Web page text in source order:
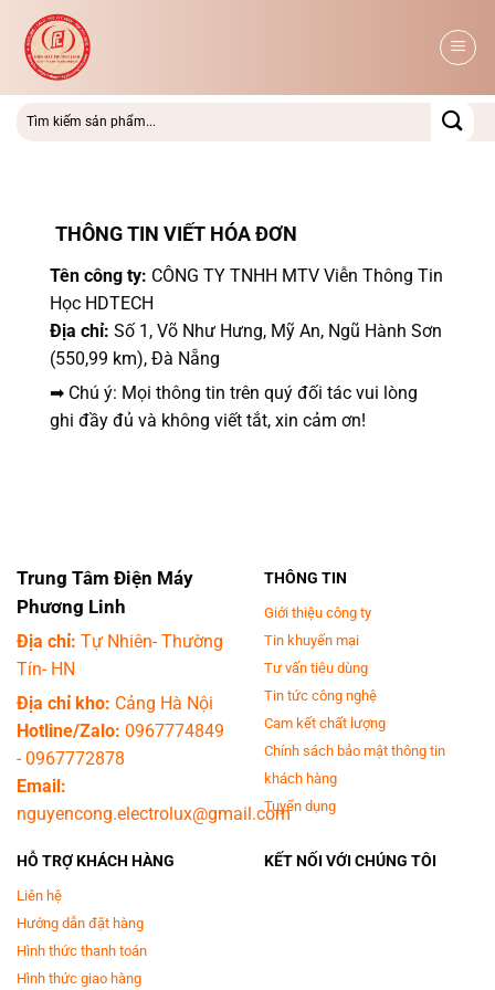
qua
dung
THÔNG TIN VIẾT HÓA ĐƠN
Tên công ty: CÔNG TY TNHH MTV Viễn Thông Tin
Học HDTECH
Địa chỉ: Số 1, Võ Như Hưng, Mỹ An, Ngũ Hành Sơn
(550,99 km), Đà Nẵng
➡ Chú ý: Mọi thông tin trên quý đối tác vui lòng
ghi đầy đủ và không viết tắt, xin cảm ơn!
Trung Tâm Điện Máy
Phương Linh
Địa chỉ: Tự Nhiên- Thường
Tín- HN
Địa chỉ kho: Cảng Hà Nội
Hotline/Zalo: 0967774849
-0967772878
Email:
nguyencong.electrolux@gmail.com
THÔNG TIN
Giới thiệu công ty
Tin khuyến mại
Tư vấn tiêu dùng
Tin tức công nghệ
Cam kết chất lượng
Chính sách bảo mật thông tin
khách hàng
Tuyển dụng
HỖ TRỢ KHÁCH HÀNG
Liên hệ
Hướng dẫn đặt hàng
Hình thức thanh toán
Hình thức giao hàng
KẾT NỐI VỚI CHÚNG TÔI